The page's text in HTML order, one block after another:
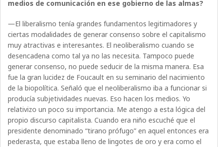
medios de comunicación en ese gobierno de las almas?
—El liberalismo tenía grandes fundamentos legitimadores y
ciertas modalidades de generar consenso sobre el capitalismo
muy atractivas e interesantes. El neoliberalismo cuando se
desencadena como tal ya no las necesita. Tampoco puede
generar consenso, no puede seducir de la misma manera. Esa
fue la gran lucidez de Foucault en su seminario del nacimiento
de la biopolítica. Señaló que el neoliberalismo iba a funcionar si
producía subjetividades nuevas. Eso hacen los medios. Yo
relativizo un poco su importancia. Me atengo a esta lógica del
propio discurso capitalista. Cuando era niño escuché que el
presidente denominado “tirano prófugo” en aquel entonces era
pederasta, que estaba lleno de lingotes de oro y era como el